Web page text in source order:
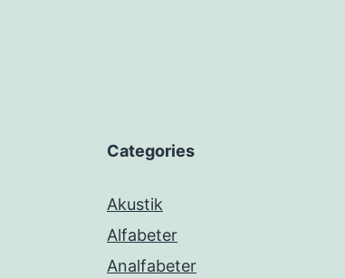
Categories
Akustik
Alfabeter
Analfabeter